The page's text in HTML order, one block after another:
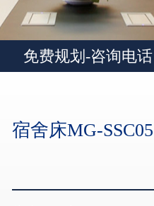
免费规划-咨询电话
宿舍床MG-SSC05